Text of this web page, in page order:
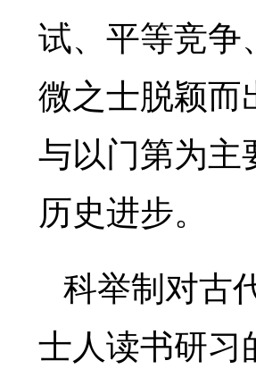
试、平等竞争
微之士脱颖而
与以门第为主
历史进步。
科举制对古
士人读书研习